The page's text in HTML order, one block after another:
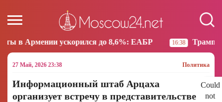
до 8,6%: ЕАБР 16:38 Трамп: США больше не
27 Май, 2026 23:38 Политика
Could
not
Информационный штаб Арцаха
организует встречу в представительстве